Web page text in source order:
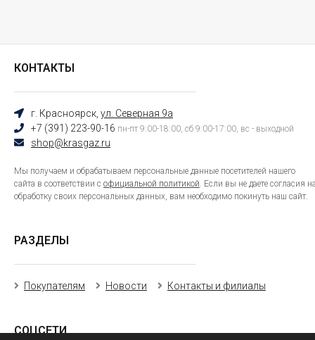
КОНТАКТЫ
г. Красноярск, ул. Северная 9а
+7 (391) 223-90-16 пн-пт 9:00-18:00, сб 9:00-17:00, вс - выходной
shop@krasgaz.ru
Мы получаем и обрабатываем персональные данные посетителей нашего
сайта в соответствии с официальной политикой. Если вы не даете согласия
обработку своих персональных данных, вам необходимо покинуть наш сайт.
РАЗДЕЛЫ
Покупателям Новости Контакты и филиалы
СОЦСЕТИ